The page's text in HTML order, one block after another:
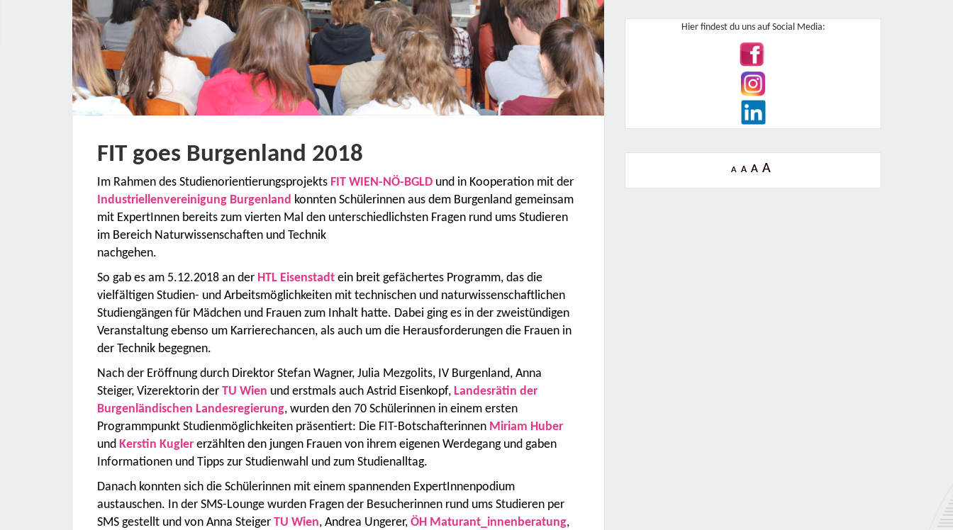
FIT goes Burgenland 2018
Im Rahmen des Studienorientierungsprojekts FIT WIEN-NÖ-BGLD und in Kooperation mit der
Industriellenvereinigung Burgenland konnten Schülerinnen aus dem Burgenland gemeinsam
mit ExpertInnen bereits zum vierten Mal den unterschiedlichsten Fragen rund ums Studieren
im Bereich Naturwissenschaften und Technik
nachgehen.
So gab es am 5.12.2018 an der HTL Eisenstadt ein breit gefächertes Programm, das die
vielfältigen Studien- und Arbeitsmöglichkeiten mit technischen und naturwissenschaftlichen
Studiengängen für Mädchen und Frauen zum Inhalt hatte. Dabei ging es in der zweistündigen
Veranstaltung ebenso um Karrierechancen, als auch um die Herausforderungen die Frauen in
der Technik begegnen.
Nach der Eröffnung durch Direktor Stefan Wagner, Julia Mezgolits, IV Burgenland, Anna
Steiger, Vizerektorin der TU Wien und erstmals auch Astrid Eisenkopf, Landesrätin der
Burgenländischen Landesregierung, wurden den 70 Schülerinnen in einem ersten
Programmpunkt Studienmöglichkeiten präsentiert: Die FIT-Botschafterinnen Miriam Huber
und Kerstin Kugler erzählten den jungen Frauen von ihrem eigenen Werdegang und gaben
Informationen und Tipps zur Studienwahl und zum Studienalltag.
Danach konnten sich die Schülerinnen mit einem spannenden ExpertInnenpodium
austauschen. In der SMS-Lounge wurden Fragen der Besucherinnen rund ums Studieren per
SMS gestellt und von Anna Steiger TU Wien, Andrea Ungerer, ÖH Maturant_innenberatung,
Hier findest du uns auf Social Media:
A A A A